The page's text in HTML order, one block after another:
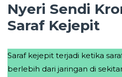
Nyeri Sendi
Saraf Kejepit
Saraf kejepit terjadi ketika
berlebih dari jaringan di